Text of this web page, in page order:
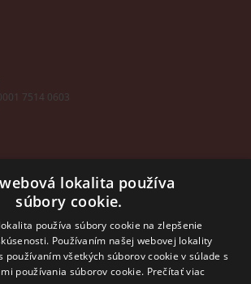
7514 0603
lokalita používa
súbory cookie.
používa súbory cookie na zlepšenie
Používaním našej webovej lokality
používaním všetkých súborov cookie v súlade s
používania súborov cookie. Prečítať viac